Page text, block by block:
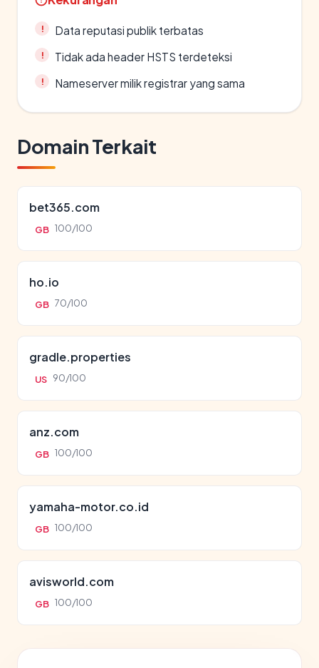
Data reputasi publik terbatas
Tidak ada header HSTS terdeteksi
Nameserver milik registrar yang sama
Domain Terkait
bet365.com
GB 100/100
ho.io
GB 70/100
gradle.properties
US 90/100
anz.com
GB 100/100
yamaha-motor.co.id
GB 100/100
avisworld.com
GB 100/100